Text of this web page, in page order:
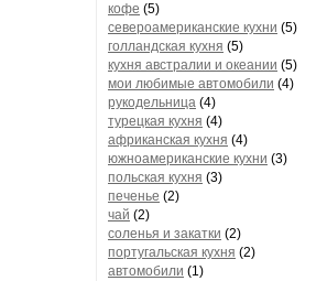
кофе (5)
североамериканские кухни (5)
голландская кухня (5)
кухня австралии и океании (5)
мои любимые автомобили (4)
рукодельница (4)
турецкая кухня (4)
африканская кухня (4)
южноамериканские кухни (3)
польская кухня (3)
печенье (2)
чай (2)
соленья и закатки (2)
португальская кухня (2)
автомобили (1)